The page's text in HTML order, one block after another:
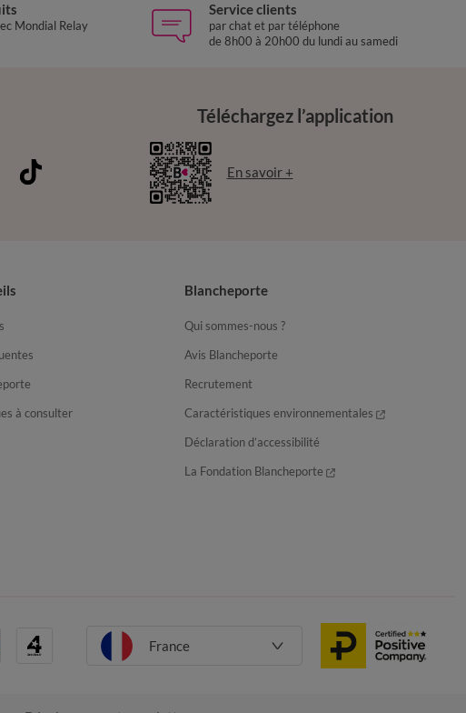
Mondial Relay
Service clients
par chat et par téléphone
de 8h00 à 20h00 du lundi au samedi
Téléchargez l’application
En savoir +
à consulter
Blancheporte
Qui sommes-nous ?
Avis Blancheporte
Recrutement
Caractéristiques environnementales
Déclaration d’accessibilité
La Fondation Blancheporte
France